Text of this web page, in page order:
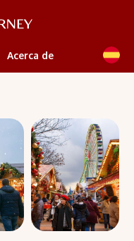
Acerca de